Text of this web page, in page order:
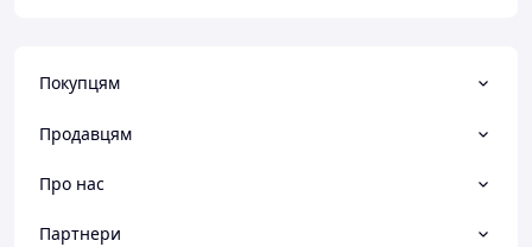
Покупцям
Продавцям
Про нас
Партнери